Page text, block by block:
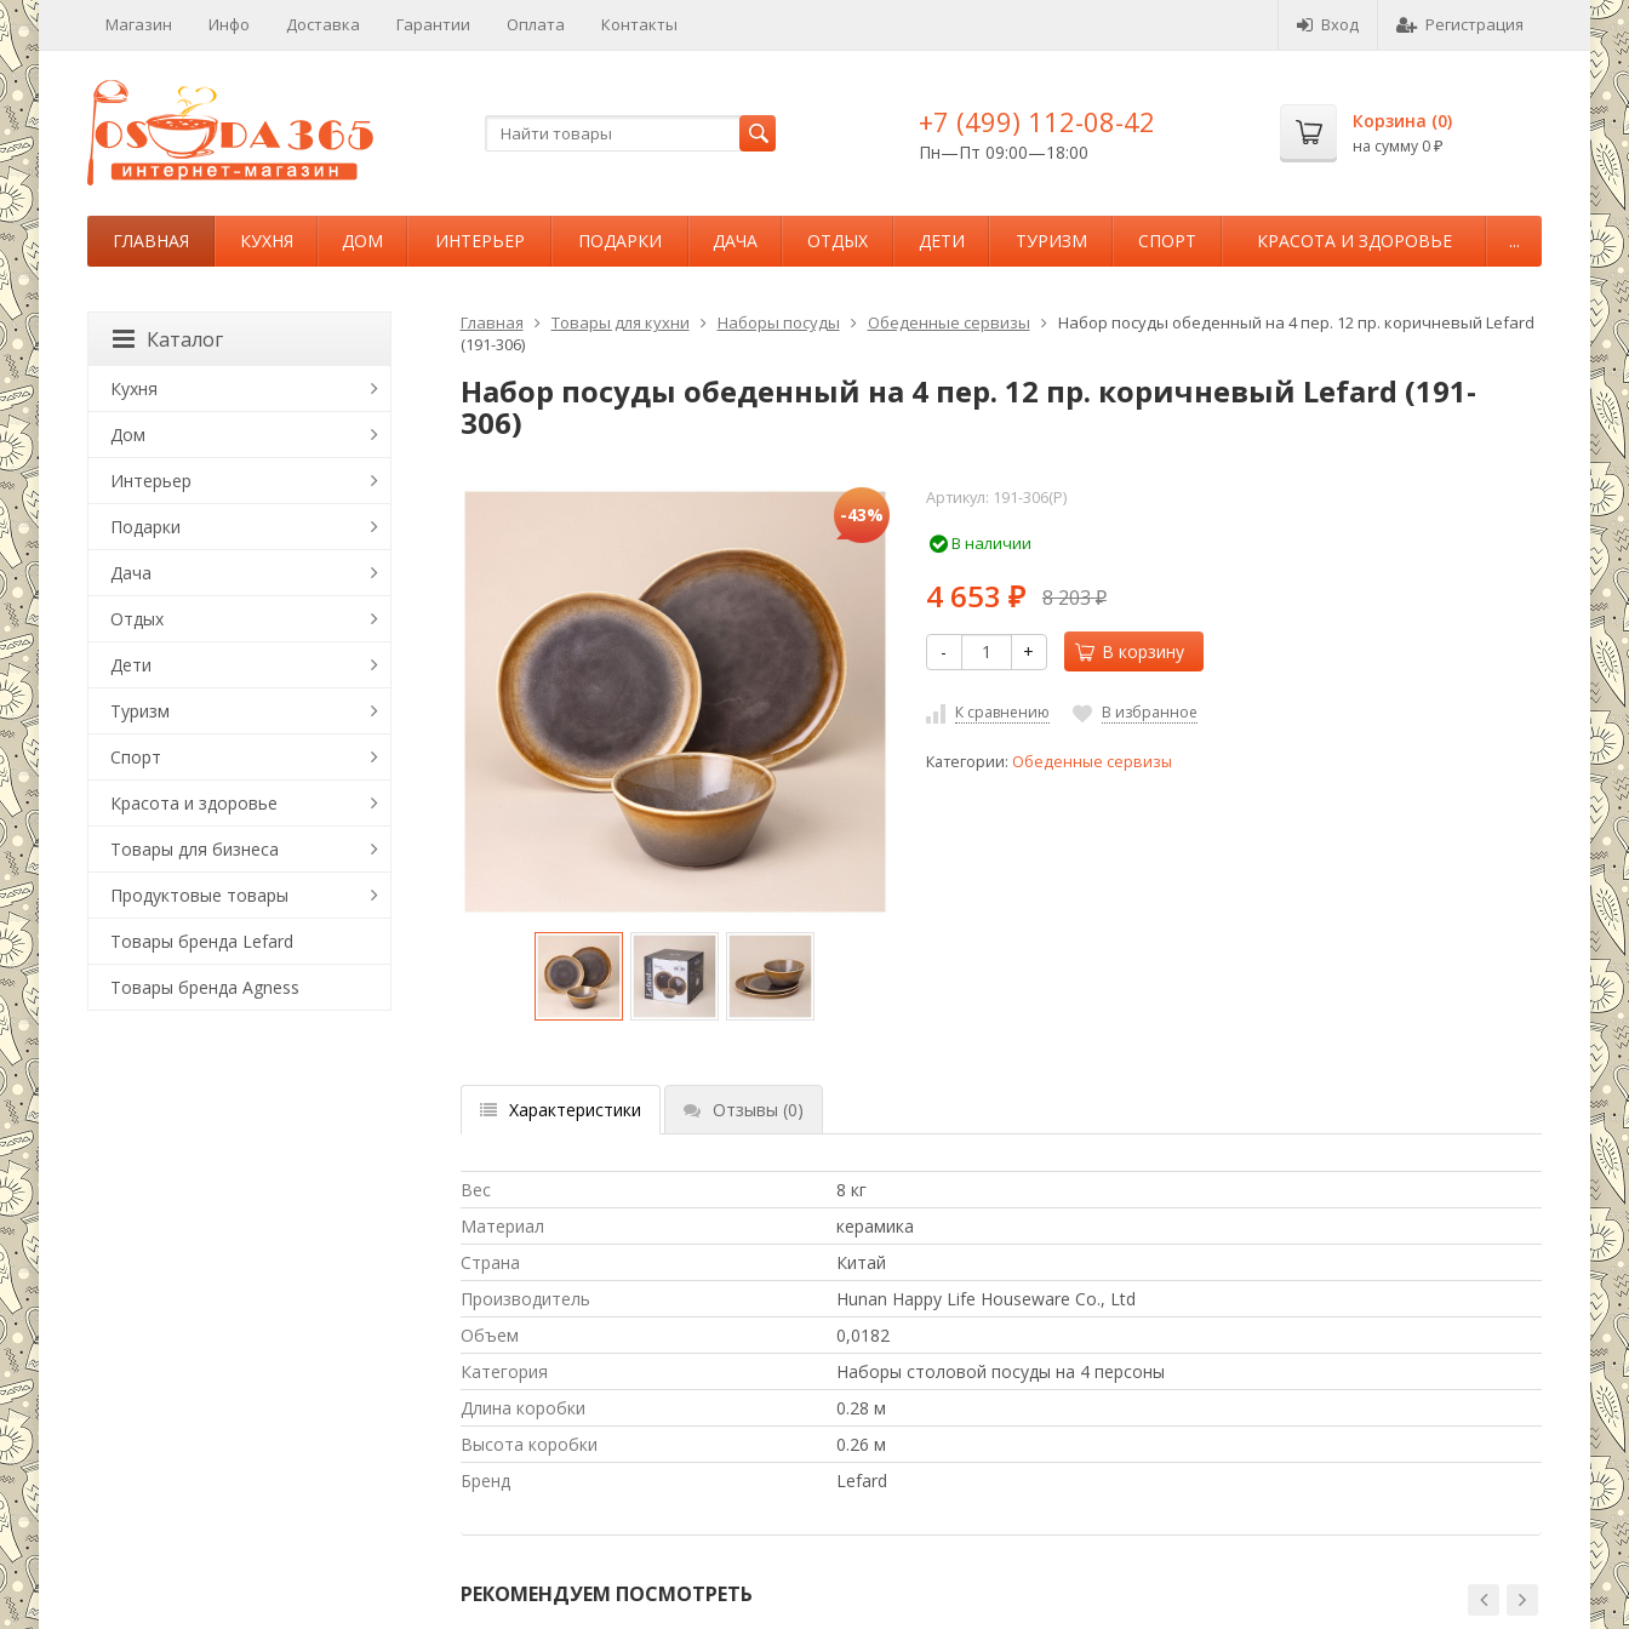
Магазин Инфо Доставка Гарантии Оплата Контакты Вход Регистрация
+7 (499) 112-08-42
Пн—Пт 09:00—18:00
Корзина (0)
на сумму 0 ₽
ГЛАВНАЯ КУХНЯ ДОМ ИНТЕРЬЕР ПОДАРКИ ДАЧА ОТДЫХ ДЕТИ ТУРИЗМ СПОРТ КРАСОТА И ЗДОРОВЬЕ ...
Главная Товары для кухни Наборы посуды Обеденные сервизы
Набор посуды обеденный на 4 пер. 12 пр. коричневый Lefard
(191-306)
Набор посуды обеденный на 4 пер. 12 пр. коричневый Lefard (191-
306)
-43%
Артикул: 191-306(P)
В наличии
4 653 ₽ 8 203₽
- + В корзину
К сравнению В избранное
Категории: Обеденные сервизы
Характеристики Отзывы (0)
Вес
8 кг
Материал
керамика
Страна
Китай
Производитель
Hunan Happy Life Houseware Co., Ltd
Объем
0,0182
Категория
Наборы столовой посуды на 4 персоны
Длина коробки
0.28 м
Высота коробки
0.26 м
Бренд
Lefard
РЕКОМЕНДУЕМ ПОСМОТРЕТЬ
Каталог
Кухня
Дом
Интерьер
Подарки
Дача
Отдых
Дети
Туризм
Спорт
Красота и здоровье
Товары для бизнеса
Продуктовые товары
Товары бренда Lefard
Товары бренда Agness